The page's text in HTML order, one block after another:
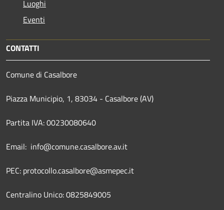
Luoghi
Eventi
CONTATTI
Comune di Casalbore
Piazza Municipio, 1, 83034 - Casalbore (AV)
Partita IVA: 00230080640
Email: info@comune.casalbore.av.it
PEC: protocollo.casalbore@asmepec.it
Centralino Unico: 0825849005